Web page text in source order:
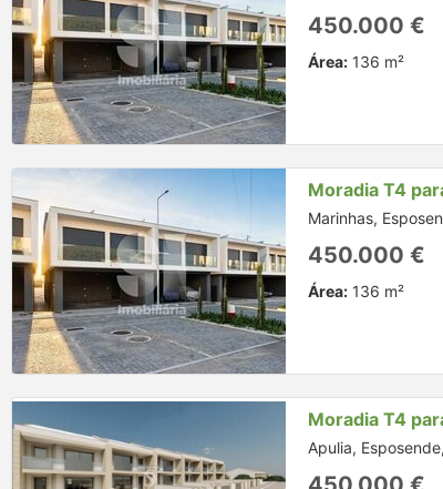
450.000 €
Área: 136 m²
Moradia T4
Marinhas,
450.000 €
Área: 136 m²
Moradia T4
Apulia,